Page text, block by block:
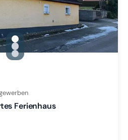
gallery.slide_selector
Zu Slide 1 wechseln
Zu Slide 2 wechseln
Zu Slide 3 wechseln
Ferienhaus